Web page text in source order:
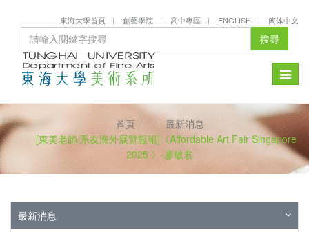
東海大學首頁 創藝學院 高中專區 ENGLISH 簡体中文
搜尋
Toggle
首頁
最新消息
[東美老師/系友海外展覽報報]《Affordable Art Fair Singapore
2025 》-廖敏君
最新消息